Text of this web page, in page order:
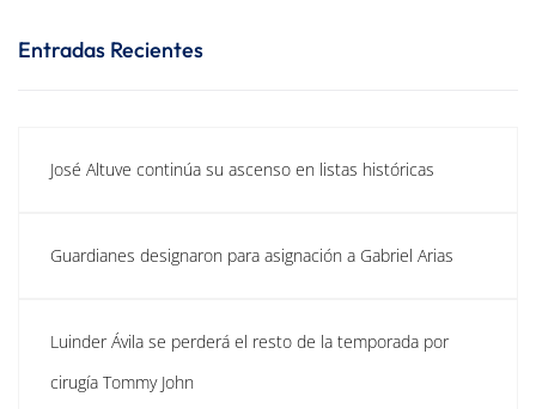
Entradas Recientes
José Altuve continúa su ascenso en listas históricas
Guardianes designaron para asignación a Gabriel Arias
Luinder Ávila se perderá el resto de la temporada por
cirugía Tommy John